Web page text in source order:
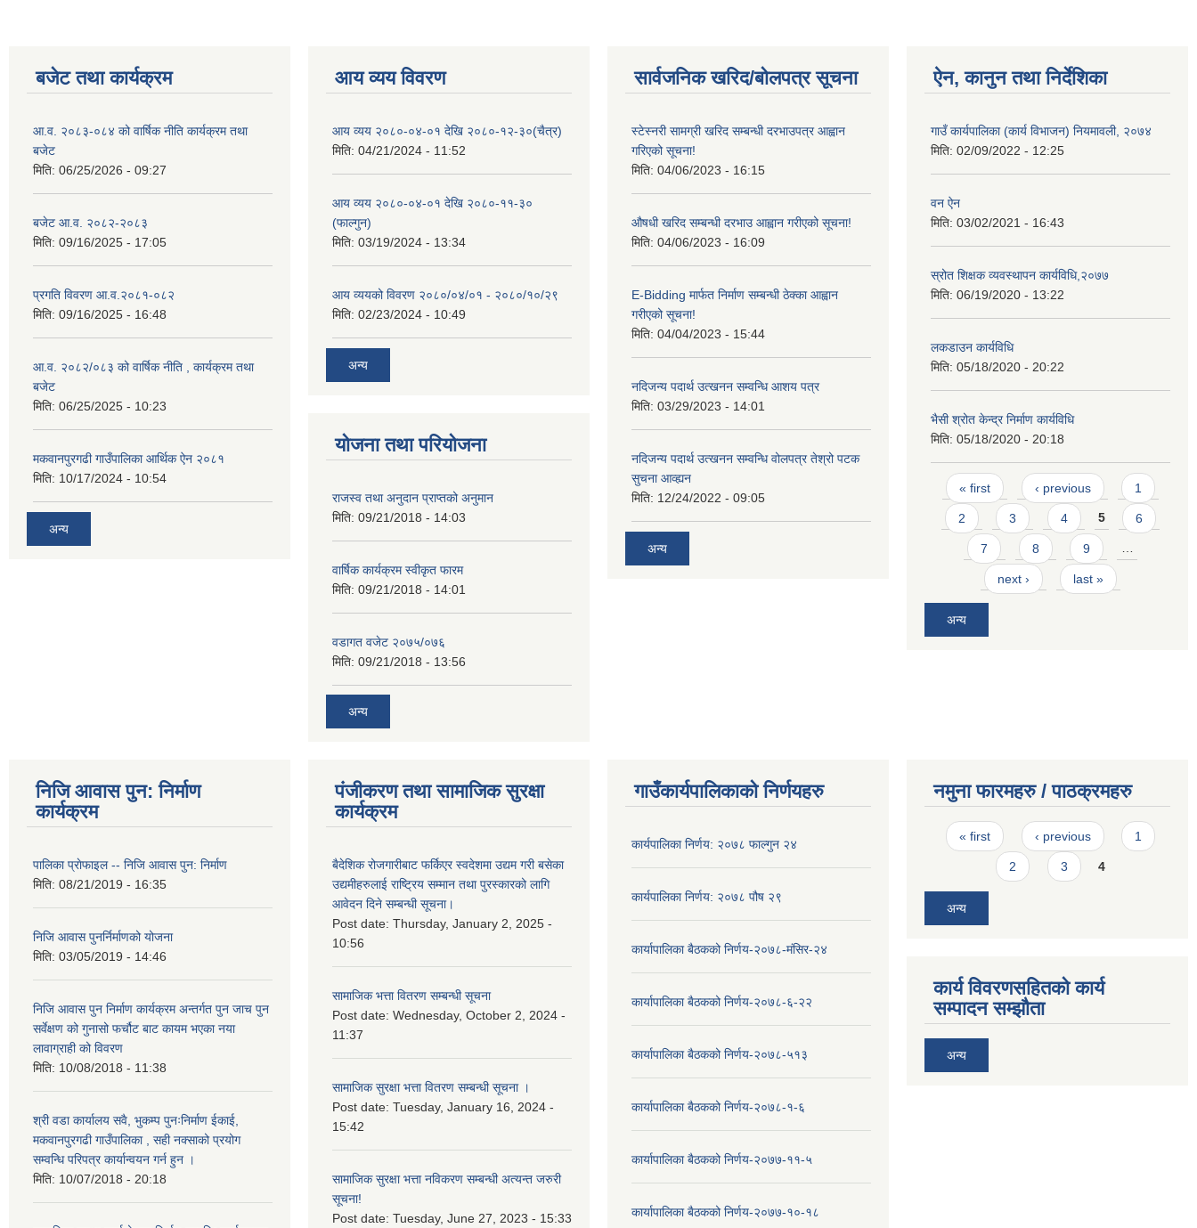
बजेट तथा कार्यक्रम
आ.व. २०८३-०८४ को वार्षिक नीति कार्यक्रम तथा
बजेट
मिति: 06/25/2026 - 09:27
बजेट आ.व. २०८२-२०८३
मिति: 09/16/2025 - 17:05
प्रगति विवरण आ.व.२०८१-०८२
मिति: 09/16/2025 - 16:48
आ.व. २०८२/०८३ को वार्षिक नीति , कार्यक्रम तथा
बजेट
मिति: 06/25/2025 - 10:23
मकवानपुरगढी गाउँपालिका आर्थिक ‌‌‌ऐन २०८१
मिति: 10/17/2024 - 10:54
अन्य
आय व्यय विवरण
आय व्यय २०८०-०४-०१ देखि २०८०-१२-३०(चैत्र)
मिति: 04/21/2024 - 11:52
आय व्यय २०८०-०४-०१ देखि २०८०-११-३०
(फाल्गुन)
मिति: 03/19/2024 - 13:34
आय व्ययको विवरण २०८०/०४/०१ - २०८०/१०/२९
मिति: 02/23/2024 - 10:49
अन्य
योजना तथा परियोजना
राजस्व तथा अनुदान प्राप्तको अनुमान
मिति: 09/21/2018 - 14:03
वार्षिक कार्यक्रम स्वीकृत फारम
मिति: 09/21/2018 - 14:01
वडागत वजेट २०७५/०७६
मिति: 09/21/2018 - 13:56
अन्य
सार्वजनिक खरिद/बोलपत्र सूचना
स्टेस्नरी सामग्री खरिद सम्बन्धी दरभाउपत्र आह्वान
गरिएको सूचना!
मिति: 04/06/2023 - 16:15
औषधी खरिद सम्बन्धी दरभाउ आह्वान गरीएको सूचना!
मिति: 04/06/2023 - 16:09
E-Bidding मार्फत निर्माण सम्बन्धी ठेक्का आह्वान
गरीएको सूचना!
मिति: 04/04/2023 - 15:44
नदिजन्य पदार्थ उत्खनन सम्वन्धि आशय पत्र
मिति: 03/29/2023 - 14:01
नदिजन्य पदार्थ उत्खनन सम्वन्धि वोलपत्र तेश्रो पटक
सुचना आव्ह्यन
मिति: 12/24/2022 - 09:05
अन्य
ऐन, कानुन तथा निर्देशिका
गाउँ कार्यपालिका (कार्य विभाजन) नियमावली, २०७४
मिति: 02/09/2022 - 12:25
वन ऐन
मिति: 03/02/2021 - 16:43
स्रोत शिक्षक व्यवस्थापन कार्यविधि,२०७७
मिति: 06/19/2020 - 13:22
लकडाउन कार्यविधि
मिति: 05/18/2020 - 20:22
भैसी श्रोत केन्द्र निर्माण कार्यविधि
मिति: 05/18/2020 - 20:18
Pages
« first ‹ previous 1
2 3 4 5 6
7 8 9 …
next › last »
अन्य
निजि आवास पुन: निर्माण
कार्यक्रम
पालिका प्राेफाइल -- निजि आवास पुन: निर्माण
मिति: 08/21/2019 - 16:35
निजि आवास पुनर्निर्माणको योजना
मिति: 03/05/2019 - 14:46
निजि आवास पुन निर्माण कार्यक्रम अन्तर्गत पुन जाच पुन
सर्वेक्षण को गुनासो फर्चौट बाट कायम भएका नया
लावाग्राही को विवरण
मिति: 10/08/2018 - 11:38
श्री वडा कार्यालय सवै, भुकम्प पुनःनिर्माण ईकाई,
मकवानपुरगढी गाउँपालिका , सही नक्साको प्रयोग
सम्वन्धि परिपत्र कार्यान्वयन गर्न हुन ।
मिति: 10/07/2018 - 20:18
पंजीकरण तथा सामाजिक सुरक्षा
कार्यक्रम
बैदेशिक रोजगारीबाट फर्किएर स्वदेशमा उद्यम गरी बसेका
उद्यमीहरुलाई राष्‍ट्रिय सम्मान तथा पुरस्कारको लागि
आवेदन दिने सम्बन्धी सूचना।
Post date: Thursday, January 2, 2025 -
10:56
सामाजिक भत्ता वितरण सम्बन्धी सूचना
Post date: Wednesday, October 2, 2024 -
11:37
सामाजिक सुरक्षा भत्ता वितरण सम्बन्धी सूचना ।
Post date: Tuesday, January 16, 2024 -
15:42
सामाजिक सुरक्षा भत्ता नविकरण सम्बन्धी अत्यन्त जरुरी
सूचना!
Post date: Tuesday, June 27, 2023 - 15:33
गाउँकार्यपालिकाको निर्णयहरु
कार्यपालिका निर्णय: २०७८ फाल्गुन २४
कार्यपालिका निर्णय: २०७८ पौष २९
कार्यापालिका बैठकको निर्णय-२०७८-मंसिर-२४
कार्यापालिका बैठकको निर्णय-२०७८-६-२२
कार्यापालिका बैठकको निर्णय-२०७८-५१३
कार्यापालिका बैठकको निर्णय-२०७८-१-६
कार्यापालिका बैठकको निर्णय-२०७७-११-५
कार्यापालिका बैठकको निर्णय-२०७७-१०-१८
नमुना फारमहरु / पाठक्रमहरु
Pages
« first ‹ previous 1
2 3 4
अन्य
कार्य विवरणसहितको कार्य
सम्पादन सम्झौता
अन्य